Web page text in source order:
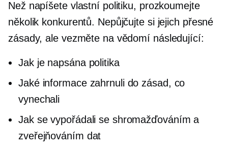
Než napíšete vlastní politiku, prozkoumejte
několik konkurentů. Nepůjčujte si jejich přesné
zásady, ale vezměte na vědomí následující:
Jak je napsána politika
Jaké informace zahrnuli do zásad, co
vynechali
Jak se vypořádali se shromažďováním a
zveřejňováním dat